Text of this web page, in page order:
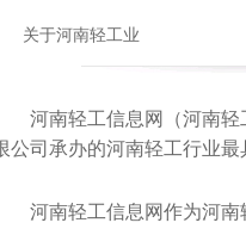
关于河南轻工业
河南轻工信息网（河南
公司承办的河南轻工行业
河南轻工信息网作为河